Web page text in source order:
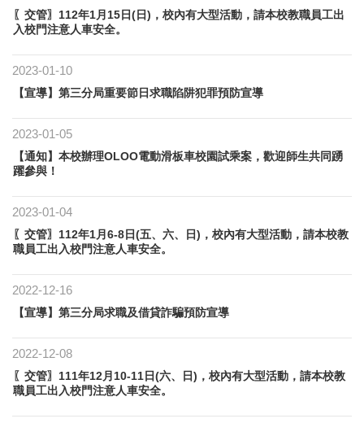
〖交管〗112年1月15日(日)，校內有大型活動，請本校教職員工出
入校門注意人車安全。
2023-01-10
【宣導】​第三分局重要節日求職陷阱犯罪預防宣導
2023-01-05
【通知】本校辦理OLOO電動滑板車校園試乘案，歡迎師生共同踴
躍參與！
2023-01-04
〖交管〗112年1月6-8日(五、六、日)，校內有大型活動，請本校教
職員工出入校門注意人車安全。
2022-12-16
【宣導】​第三分局求職及借貸詐騙預防宣導
2022-12-08
〖交管〗111年12月10-11日(六、日)，校內有大型活動，請本校教
職員工出入校門注意人車安全。